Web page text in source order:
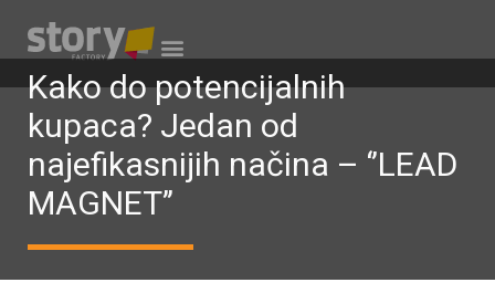
Kako do potencijalnih
kupaca? Jedan od
najefikasnijih načina – ‘’LEAD
MAGNET’’